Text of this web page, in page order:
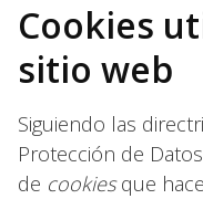
Cookies
sitio web
Siguiendo las
Protección de
de cookiesque